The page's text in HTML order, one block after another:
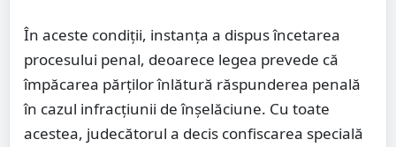
În aceste condiții, instanța a dispus încetarea
procesului penal, deoarece legea prevede că
împăcarea părților înlătură răspunderea penală
în cazul infracțiunii de înșelăciune. Cu toate
acestea, judecătorul a decis confiscarea specială